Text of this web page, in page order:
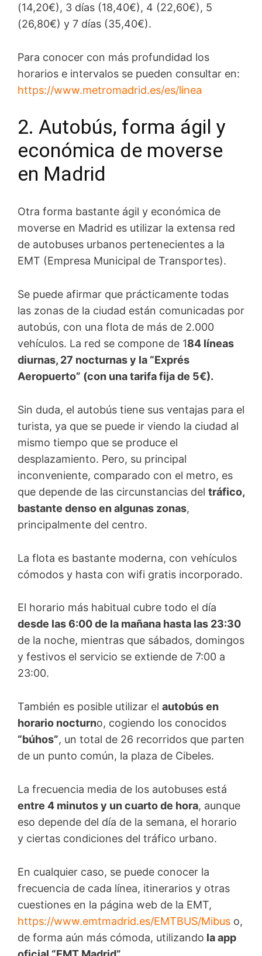
(14,20€), 3 días (18,40€), 4 (22,60€), 5
(26,80€) y 7 días (35,40€).
Para conocer con más profundidad los
horarios e intervalos se pueden consultar en:
https://www.metromadrid.es/es/linea
2. Autobús, forma ágil y
económica de moverse
en Madrid
Otra forma bastante ágil y económica de
moverse en Madrid es utilizar la extensa red
de autobuses urbanos pertenecientes a la
EMT (Empresa Municipal de Transportes).
Se puede afirmar que prácticamente todas
las zonas de la ciudad están comunicadas por
autobús, con una flota de más de 2.000
vehículos. La red se compone de 184 líneas
diurnas, 27 nocturnas y la “Exprés
Aeropuerto” (con una tarifa fija de 5€).
Sin duda, el autobús tiene sus ventajas para el
turista, ya que se puede ir viendo la ciudad al
mismo tiempo que se produce el
desplazamiento. Pero, su principal
inconveniente, comparado con el metro, es
que depende de las circunstancias del tráfico,
bastante denso en algunas zonas,
principalmente del centro.
La flota es bastante moderna, con vehículos
cómodos y hasta con wifi gratis incorporado.
El horario más habitual cubre todo el día
desde las 6:00 de la mañana hasta las 23:30
de la noche, mientras que sábados, domingos
y festivos el servicio se extiende de 7:00 a
23:00.
También es posible utilizar el autobús en
horario nocturno, cogiendo los conocidos
“búhos”, un total de 26 recorridos que parten
de un punto común, la plaza de Cibeles.
La frecuencia media de los autobuses está
entre 4 minutos y un cuarto de hora, aunque
eso depende del día de la semana, el horario
y ciertas condiciones del tráfico urbano.
En cualquier caso, se puede conocer la
frecuencia de cada línea, itinerarios y otras
cuestiones en la página web de la EMT,
https://www.emtmadrid.es/EMTBUS/Mibus o,
de forma aún más cómoda, utilizando la app